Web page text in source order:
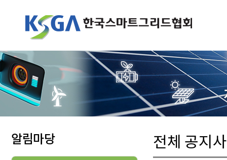
알림마당 전체 공지